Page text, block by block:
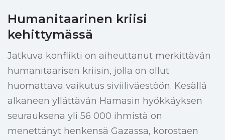
Humanitaarinen kriisi
kehittymässä
Jatkuva konflikti on aiheuttanut merkittävän
humanitaarisen kriisin, jolla on ollut
huomattava vaikutus siviiliväestöön. Kesällä
alkaneen yllättävän Hamasin hyökkäyksen
seurauksena yli 56 000 ihmistä on
menettänyt henkensä Gazassa, korostaen